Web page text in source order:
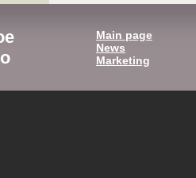
Main page
News
Marketing